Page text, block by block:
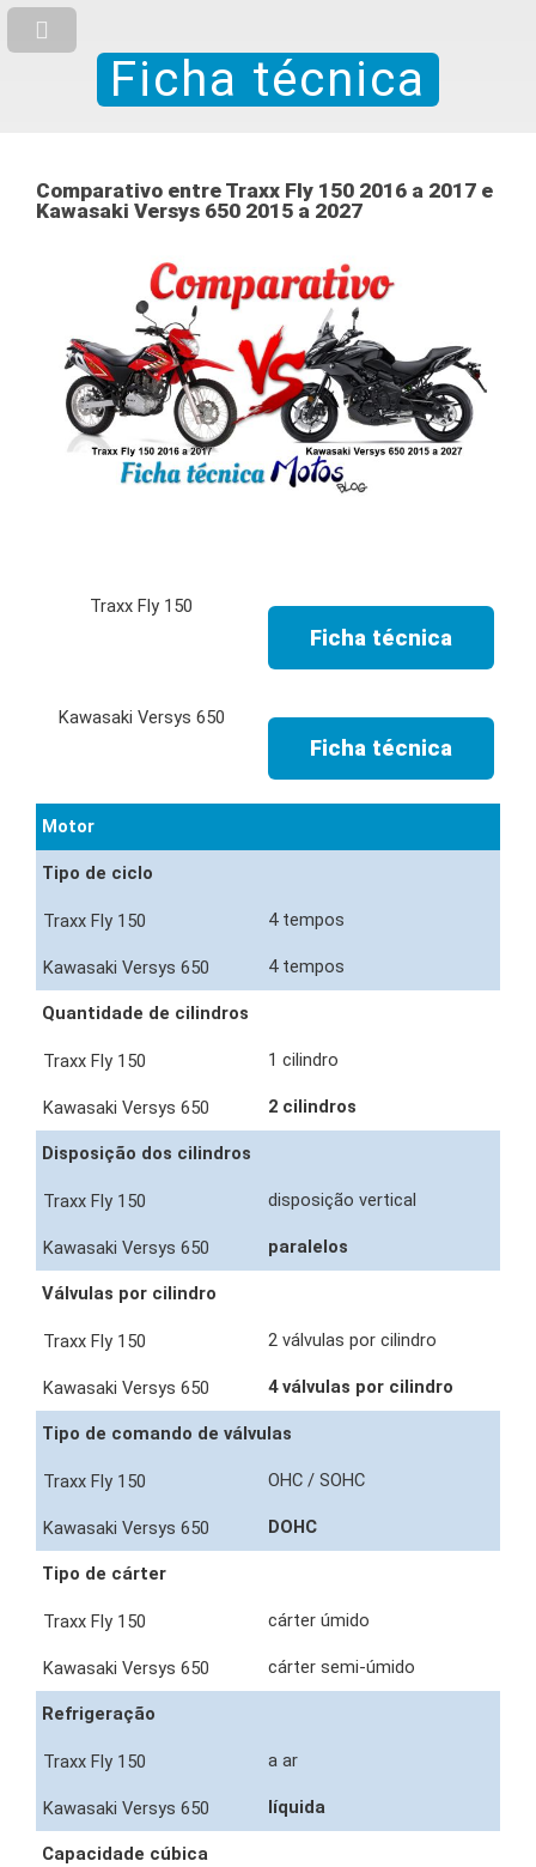
Ficha técnica
Comparativo entre Traxx Fly 150 2016 a 2017 e
Kawasaki Versys 650 2015 a 2027
Ficha técnica
Ficha técnica
Motor
Tipo de ciclo
4 tempos
4 tempos
Quantidade de cilindros
1 cilindro
2 cilindros
Disposição dos cilindros
disposição vertical
paralelos
Válvulas por cilindro
2 válvulas por cilindro
4 válvulas por cilindro
Tipo de comando de válvulas
OHC / SOHC
DOHC
Tipo de cárter
cárter úmido
cárter semi-úmido
Refrigeração
a ar
líquida
Capacidade cúbica